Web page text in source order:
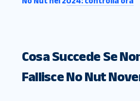
Cosa Succede Se
Fallisce No Nut